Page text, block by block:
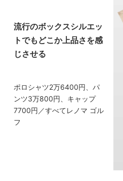
流行のボックスシルエッ
トでもどこか上品さを感
じさせる
ポロシャツ2万6400円、パ
ンツ3万800円、キャップ
7700円／すべてレノマ ゴル
フ